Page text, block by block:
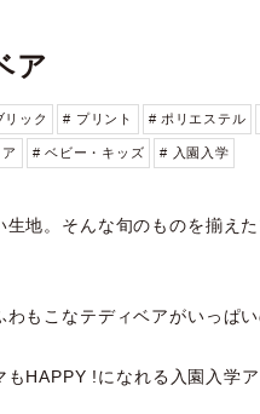
ア
リック # プリント # ポリエステル
# ベビー・キッズ # 入園入学
生地。そんな旬のものを揃え
もこなテディベアがいっぱい
もHAPPY !になれる入園入学